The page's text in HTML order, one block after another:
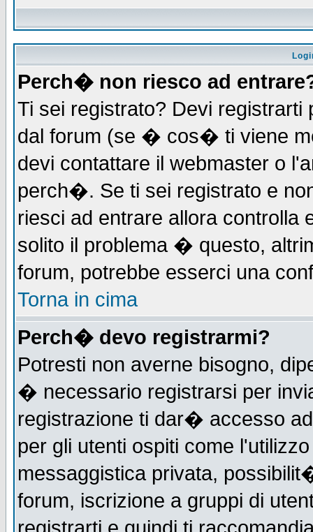
Perch� non riesco ad
Ti sei registrato? Devi registrarti
dal forum (se � cos� ti viene
devi contattare il webmaster o
perch�. Se ti sei registrato e
riesci ad entrare allora controlla
solito il problema � questo,
forum, potrebbe esserci una
Torna in cima
Perch� devo registrarmi?
Potresti non averne bisogno,
� necessario registrarsi per
registrazione ti dar� accesso
per gli utenti ospiti come
messaggistica privata,
forum, iscrizione a gruppi di